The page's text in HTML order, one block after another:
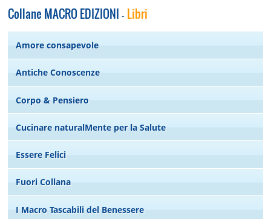
Collane MACRO EDIZIONI - Libri
Amore consapevole
Antiche Conoscenze
Corpo & Pensiero
Cucinare naturalMente per la Salute
Essere Felici
Fuori Collana
I Macro Tascabili del Benessere